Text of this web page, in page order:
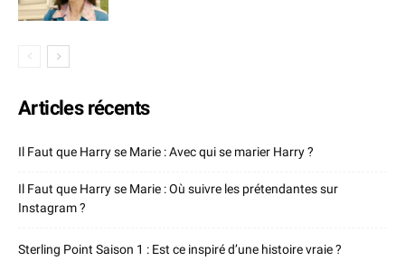
Articles récents
Il Faut que Harry se Marie : Avec qui se marier Harry ?
Il Faut que Harry se Marie : Où suivre les prétendantes sur
Instagram ?
Sterling Point Saison 1 : Est ce inspiré d’une histoire vraie ?